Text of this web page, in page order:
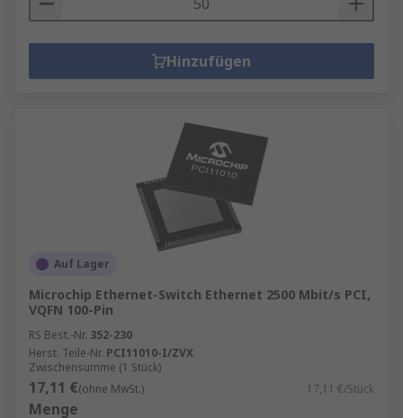
Hinzufügen
Auf Lager
Microchip Ethernet-Switch Ethernet 2500 Mbit/s PCI,
VQFN 100-Pin
RS Best.-Nr. 352-230
Herst. Teile-Nr. PCI11010-I/ZVX
Zwischensumme (1 Stück)
17,11 €(ohne MwSt.) 17,11 €/Stück
Menge